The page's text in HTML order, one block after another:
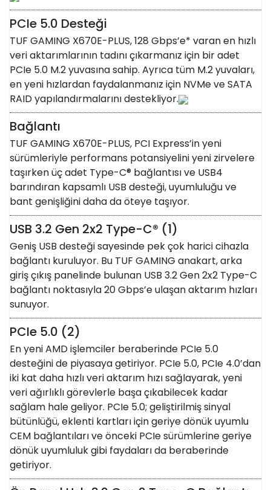
PCIe 5.0 Desteği
TUF GAMING X670E-PLUS, 128 Gbps’e* varan en hızlı
veri aktarımlarının tadını çıkarmanız için bir adet
PCIe 5.0 M.2 yuvasına sahip. Ayrıca tüm M.2 yuvaları,
en yeni hızlardan faydalanmanız için NVMe ve SATA
RAID yapılandırmalarını destekliyor.
Bağlantı
TUF GAMING X670E-PLUS, PCI Express’in yeni
sürümleriyle performans potansiyelini yeni zirvelere
taşırken üç adet Type-C® bağlantısı ve USB4
barındıran kapsamlı USB desteği, uyumluluğu ve
bant genişliğini daha da öteye taşıyor.
USB 3.2 Gen 2x2 Type-C® (1)
Geniş USB desteği sayesinde pek çok harici cihazla
bağlantı kuruluyor. Bu TUF GAMING anakart, arka
giriş çıkış panelinde bulunan USB 3.2 Gen 2x2 Type-C
bağlantı noktasıyla 20 Gbps’e ulaşan aktarım hızları
sunuyor.
PCIe 5.0 (2)
En yeni AMD işlemciler beraberinde PCIe 5.0
desteğini de piyasaya getiriyor. PCIe 5.0, PCIe 4.0’dan
iki kat daha hızlı veri aktarım hızı sağlayarak, yeni
veri ağırlıklı görevlerle başa çıkabilecek kadar
sağlam hale geliyor. PCIe 5.0; geliştirilmiş sinyal
bütünlüğü, eklenti kartları için geriye dönük uyumlu
CEM bağlantıları ve önceki PCIe sürümlerine geriye
dönük uyumluluk gibi faydaları da beraberinde
getiriyor.